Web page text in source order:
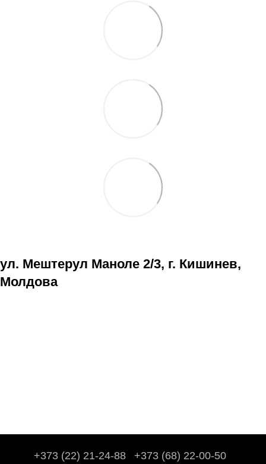
ул. Мештерул Маноле 2/3, г. Кишинев,
Молдова
+373 (22) 21-24-88 +373 (68) 22-00-50